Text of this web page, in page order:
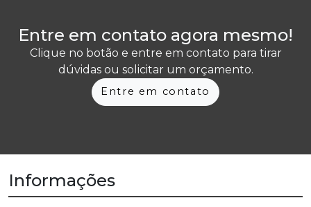
Entre em contato agora mesmo!
Clique no botão e entre em contato para tirar
dúvidas ou solicitar um orçamento.
Entre em contato
Informações